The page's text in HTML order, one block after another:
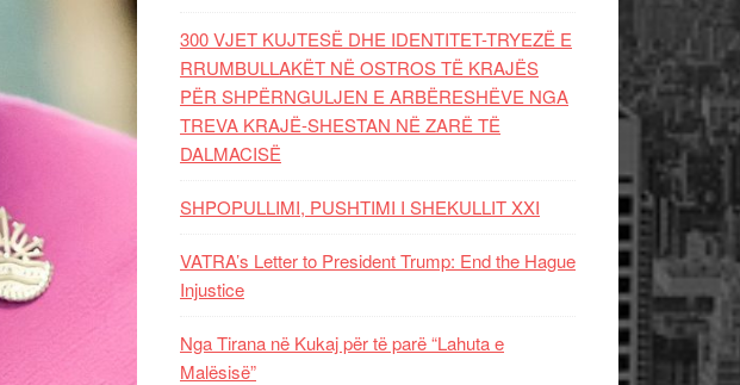
300 VJET KUJTESË DHE IDENTITET-TRYEZË E
RRUMBULLAKËT NË OSTROS TË KRAJËS
PËR SHPËRNGULJEN E ARBËRESHËVE NGA
TREVA KRAJË-SHESTAN NË ZARË TË
DALMACISË
SHPOPULLIMI, PUSHTIMI I SHEKULLIT XXI
VATRA’s Letter to President Trump: End the Hague
Injustice
Nga Tirana në Kukaj për të parë “Lahuta e
Malësisë”